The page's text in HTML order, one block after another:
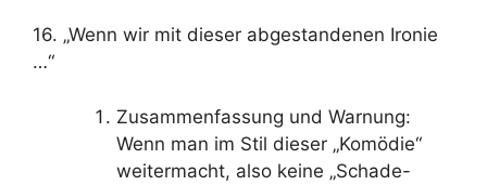
16. „Wenn wir mit dieser abgestandenen Ironie
…“
Zusammenfassung und Warnung:
Wenn man im Stil dieser „Komödie“
weitermacht, also keine „Schade-